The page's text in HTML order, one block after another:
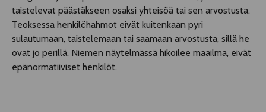
taistelevat päästäkseen osaksi yhteisöä tai sen arvostusta.
Teoksessa henkilöhahmot eivät kuitenkaan pyri
sulautumaan, taistelemaan tai saamaan arvostusta, sillä he
ovat jo perillä. Niemen näytelmässä hikoilee maailma, eivät
epänormatiiviset henkilöt.